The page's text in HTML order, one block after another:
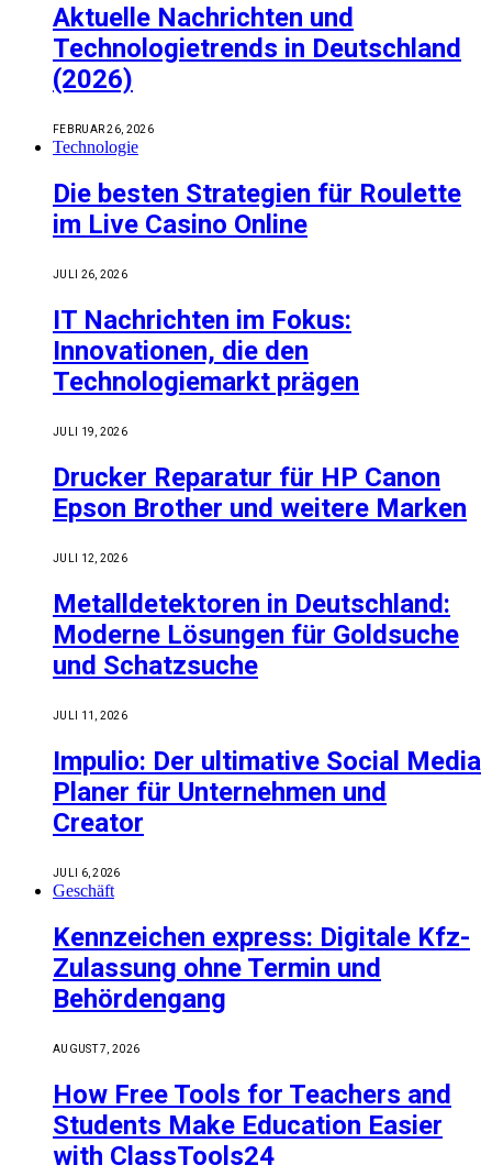
Aktuelle Nachrichten und
Technologietrends in Deutschland
(2026)
FEBRUAR 26, 2026
Technologie
Die besten Strategien für Roulette
im Live Casino Online
JULI 26, 2026
IT Nachrichten im Fokus:
Innovationen, die den
Technologiemarkt prägen
JULI 19, 2026
Drucker Reparatur für HP Canon
Epson Brother und weitere Marken
JULI 12, 2026
Metalldetektoren in Deutschland:
Moderne Lösungen für Goldsuche
und Schatzsuche
JULI 11, 2026
Impulio: Der ultimative Social Media
Planer für Unternehmen und
Creator
JULI 6, 2026
Geschäft
Kennzeichen express: Digitale Kfz-
Zulassung ohne Termin und
Behördengang
AUGUST 7, 2026
How Free Tools for Teachers and
Students Make Education Easier
with ClassTools24